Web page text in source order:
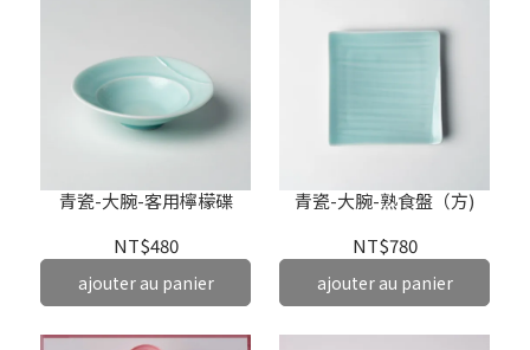
青瓷-大腕-客用檸檬碟
NT$480
ajouter au panier
青瓷-大腕-熟食盤（方)
NT$780
ajouter au panier